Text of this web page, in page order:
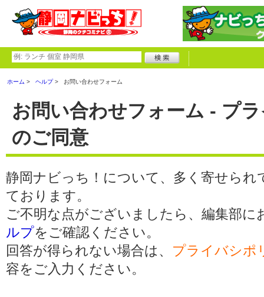
ホーム ヘルプ お問い合わせフォーム
お問い合わせフォーム - プ
のご同意
静岡ナビっち！について、多く寄せられ
ております。
ご不明な点がございましたら、編集部
ルプをご確認ください。
回答が得られない場合は、 プライバシポ
容をご入力ください。